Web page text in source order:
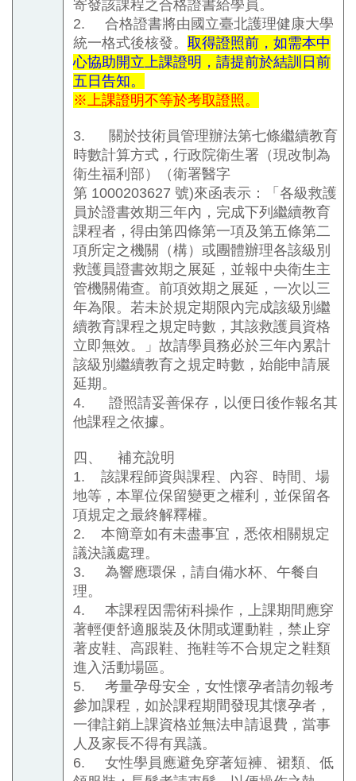
寄發該課程之合格證書給學員。
2.
合格證書將由國立臺北護理健康大學
統一格式後核發。 取得證照前，如需本中
心協助開立上課證明，請提前於結訓日前
五日告知。
※上課證明不等於考取證照。
3.
關於技術員管理辦法第七條繼續教育
時數計算方式，行政院衛生署（現改制為
衛生福利部）（衛署醫字
第 1000203627 號)來函表示：「各級救護
員於證書效期三年內，完成下列繼續教育
課程者，得由第四條第一項及第五條第二
項所定之機關（構）或團體辦理各該級別
救護員證書效期之展延，並報中央衛生主
管機關備查。前項效期之展延，一次以三
年為限。若未於規定期限內完成該級別繼
續教育課程之規定時數，其該救護員資格
立即無效。」故請學員務必於三年內累計
該級別繼續教育之規定時數，始能申請展
延期。
4.
證照請妥善保存，以便日後作報名其
他課程之依據。
四、
補充說明
1.
該課程師資與課程、內容、時間、場
地等，本單位保留變更之權利，並保留各
項規定之最終解釋權。
2.
本簡章如有未盡事宜，悉依相關規定
議決議處理。
3.
為響應環保，請自備水杯、午餐自
理。
4.
本課程因需術科操作，上課期間應穿
著輕便舒適服裝及休閒或運動鞋，禁止穿
著皮鞋、高跟鞋、拖鞋等不合規定之鞋類
進入活動場區。
5.
考量孕母安全，女性懷孕者請勿報考
參加課程，如於課程期間發現其懷孕者，
一律註銷上課資格並無法申請退費，當事
人及家長不得有異議。
6.
女性學員應避免穿著短褲、裙類、低